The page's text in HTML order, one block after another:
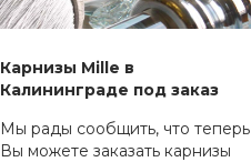
Карнизы Mille в
Калининграде под заказ
Мы рады сообщить, что теперь
Вы можете заказать карнизы